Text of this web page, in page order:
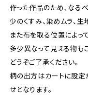
作った作品のため、なる
少のくすみ、染めムラ、
また布を取る位置によ
多少異なって見える物も
どうぞご了承ください。
柄の出方はカートに設定
せとなります。